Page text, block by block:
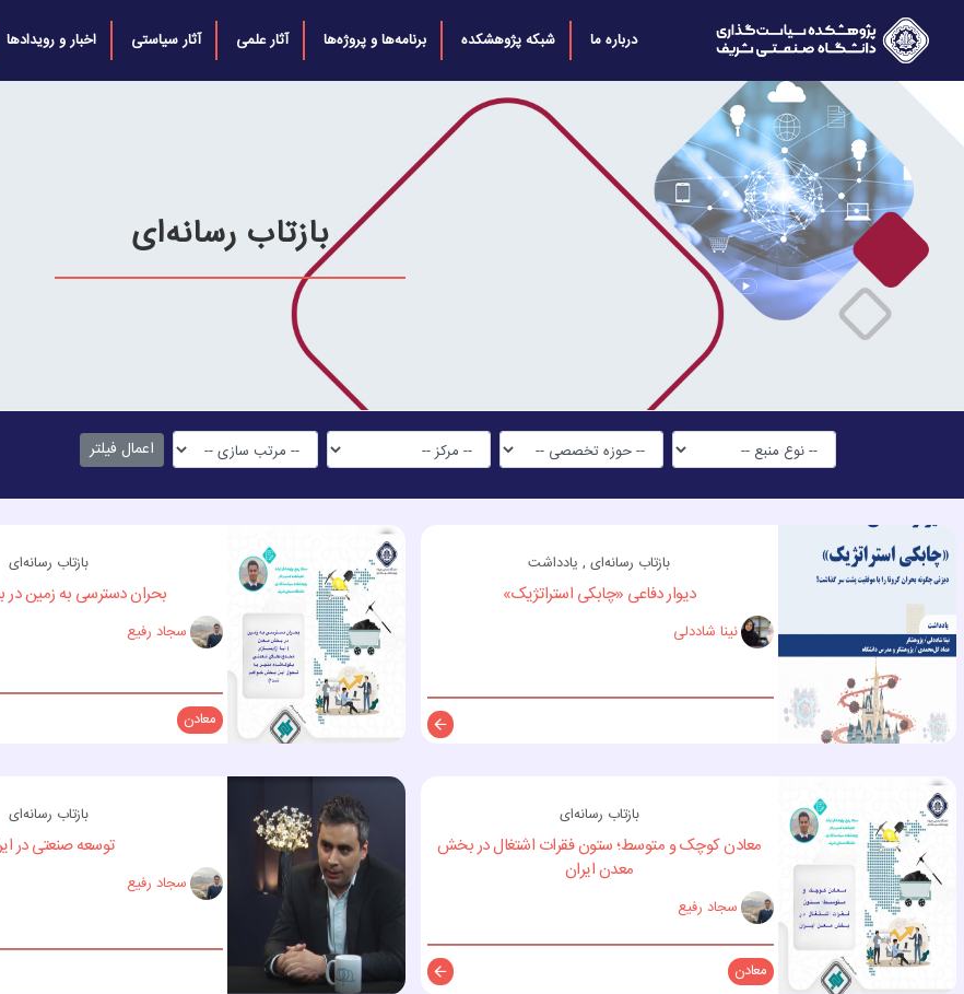
درباره ما شبکه پژوهشکده برنامه‌ها و پروژه‌ها آثار علمی آثار سیاستی اخبار و رویدادها
بازتاب رسانه‌ای
بازتاب رسانه‌ای , یادداشت
دیوار دفاعی «چابکی استراتژیک»
نینا شاددلی
بازتاب رسانه‌ای
بحران دسترسی به زمین
سجاد رفیع
معادن
بازتاب رسانه‌ای
معادن کوچک و متوسط؛ ستون فقرات اشتغال در بخش
معدن ایران
سجاد رفیع
معادن
بازتاب رسانه‌ای
توسعه صنعتی در
سجاد رفیع